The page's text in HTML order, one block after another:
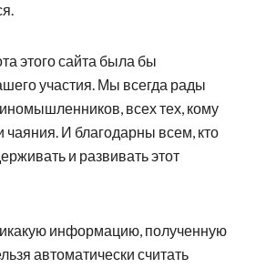
этого сайта была бы
участия. Мы всегда рады
всех тех, кому
чаяния. И благодарны всем, кто
и развивать этот
информацию, полученную
автоматически считать